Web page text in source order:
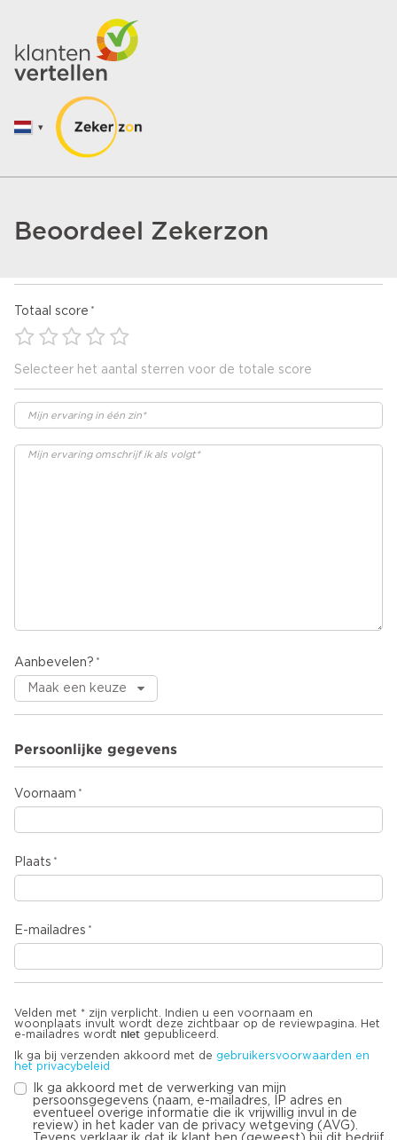
Beoordeel Zekerzon
Totaal score
Selecteer het aantal sterren voor de totale score
Aanbevelen?
Persoonlijke gegevens
Voornaam
Plaats
E-mailadres
Velden met * zijn verplicht. Indien u een voornaam en
woonplaats invult wordt deze zichtbaar op de reviewpagina. Het
e-mailadres wordt niet gepubliceerd.
Ik ga bij verzenden akkoord met de gebruikersvoorwaarden en
het privacybeleid
Ik ga akkoord met de verwerking van mijn
persoonsgegevens (naam, e-mailadres, IP adres en
eventueel overige informatie die ik vrijwillig invul in de
review) in het kader van de privacy wetgeving (AVG).